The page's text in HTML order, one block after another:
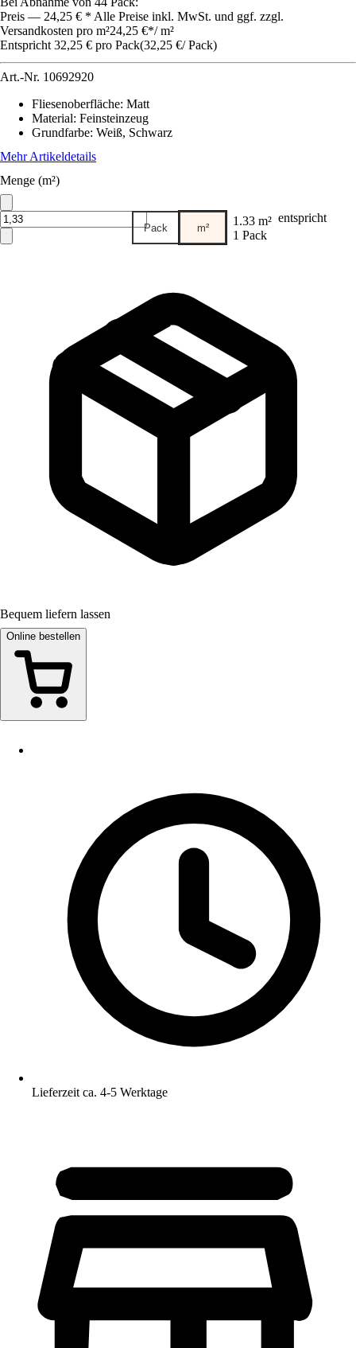
Preis — 24,25 € * Alle Preise inkl. MwSt. und ggf. zzgl.
Versandkosten pro m²24,25 €*/ m²
Entspricht 32,25 € pro Pack(32,25 €/ Pack)
Art.-Nr. 10692920
Fliesenoberfläche: Matt
Material: Feinsteinzeug
Grundfarbe: Weiß, Schwarz
Mehr Artikeldetails
Menge (m²)
Pack m² 1.33 m² entspricht
1 Pack
Bequem liefern lassen
Online bestellen
Lieferzeit ca. 4-5 Werktage